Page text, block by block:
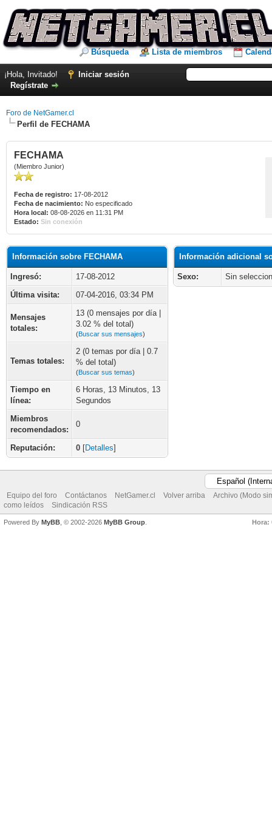
Búsqueda Lista de miembros
¡Hola, Invitado!
Iniciar sesión
Regístrate
Foro de NetGamer.cl
Perfil de FECHAMA
FECHAMA
(Miembro Junior)
Fecha de registro: 17-08-2012
Fecha de nacimiento: No especificado
Hora local: 08-08-2026 en 11:31 PM
Estado: Sin conexión
Información sobre FECHAMA
Ingresó:
17-08-2012
Última visita:
07-04-2016, 03:34 PM
Mensajes
totales:
13 (0 mensajes por día |
3.02 % del total)
(Buscar sus mensajes)
Temas totales:
2 (0 temas por día | 0.7
% del total)
(Buscar sus temas)
Tiempo en
línea:
6 Horas, 13 Minutos, 13
Segundos
Miembros
recomendados:
0
Reputación: 0 [Detalles]
Información adicional
Sexo: Sin
Equipo del foro Contáctanos NetGamer.cl Volver arriba
Archivo (Modo
como leídos
Sindicación RSS
Hora:
Powered By MyBB , © 2002-2026 MyBB Group